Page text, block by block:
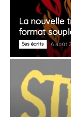
La nouvelle
format
Ses écrits 6 août